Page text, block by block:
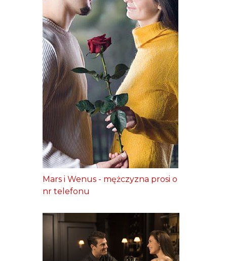
Mars i Wenus - mężczyzna prosi o
nr telefonu